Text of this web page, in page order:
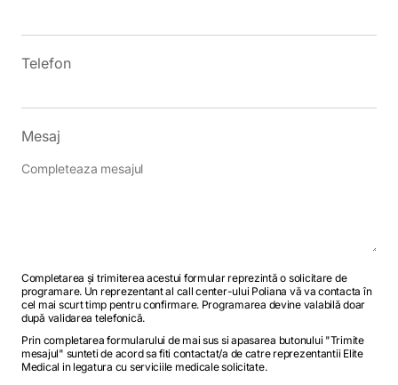
Telefon
Mesaj
Completarea și trimiterea acestui formular reprezintă o solicitare de
programare. Un reprezentant al call center-ului Poliana vă va contacta în
cel mai scurt timp pentru confirmare. Programarea devine valabilă doar
după validarea telefonică.
Prin completarea formularului de mai sus si apasarea butonului "Trimite
mesajul" sunteti de acord sa fiti contactat/a de catre reprezentantii Elite
Medical in legatura cu serviciile medicale solicitate.